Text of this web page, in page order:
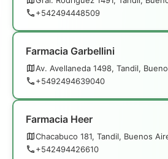
+542494448509
Farmacia Garbellini
Av. Avellaneda 1498, Tandil,
+5492494639040
Farmacia Heer
Chacabuco 181, Tandil, Buenos
+542494426610